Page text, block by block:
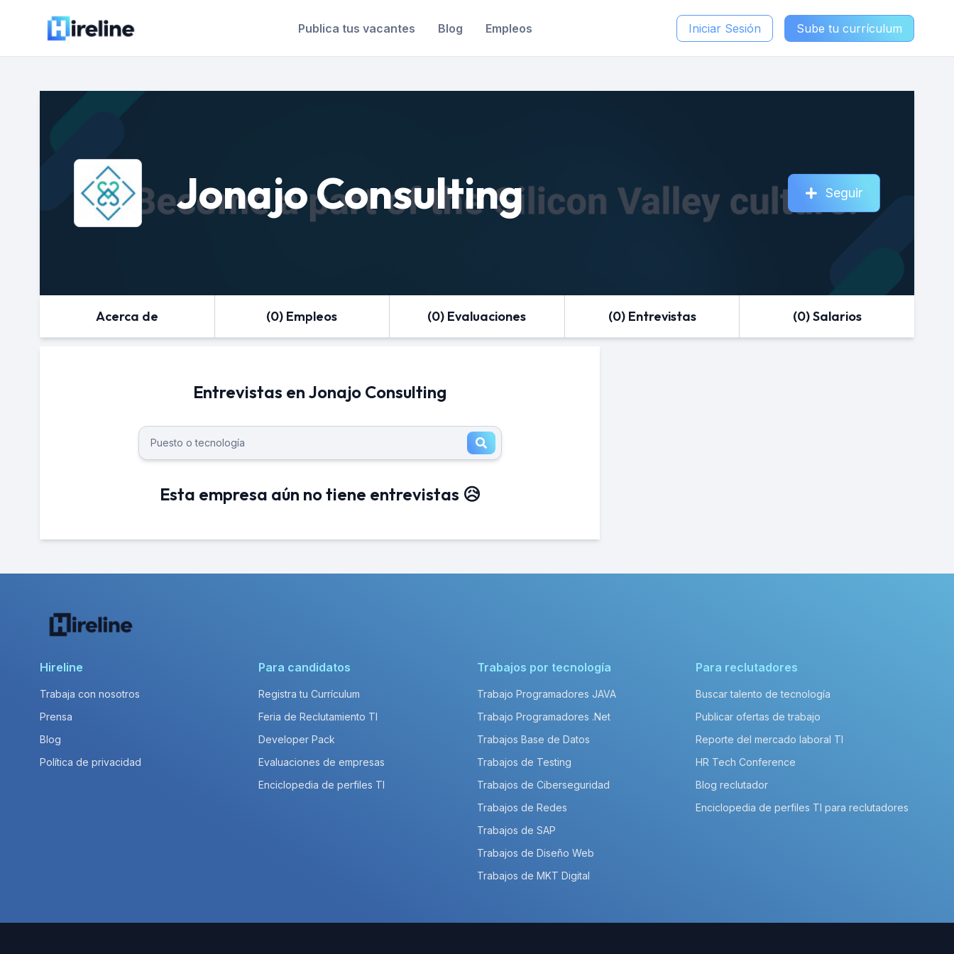
Publica tus vacantes Blog Empleos Iniciar Sesión Sube tu currículum
Jonajo Consulting Seguir
Acerca de (0) Empleos (0) Evaluaciones (0) Entrevistas (0) Salarios
Entrevistas en Jonajo Consulting
Esta empresa aún no tiene entrevistas 😥
Hireline
Trabaja con nosotros
Prensa
Blog
Política de privacidad
Para candidatos
Registra tu Currículum
Feria de Reclutamiento TI
Developer Pack
Evaluaciones de empresas
Enciclopedia de perfiles TI
Trabajos por tecnología
Trabajo Programadores JAVA
Trabajo Programadores .Net
Trabajos Base de Datos
Trabajos de Testing
Trabajos de Ciberseguridad
Trabajos de Redes
Trabajos de SAP
Trabajos de Diseño Web
Trabajos de MKT Digital
Para reclutadores
Buscar talento de tecnología
Publicar ofertas de trabajo
Reporte del mercado laboral TI
HR Tech Conference
Blog reclutador
Enciclopedia de perfiles TI para reclutadores